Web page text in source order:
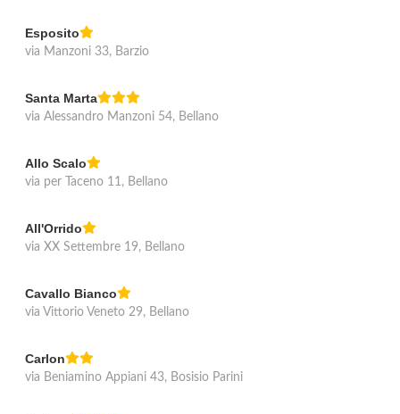
Esposito
via Manzoni 33, Barzio
Santa Marta
via Alessandro Manzoni 54, Bellano
Allo Scalo
via per Taceno 11, Bellano
All'Orrido
via XX Settembre 19, Bellano
Cavallo Bianco
via Vittorio Veneto 29, Bellano
Carlon
via Beniamino Appiani 43, Bosisio Parini